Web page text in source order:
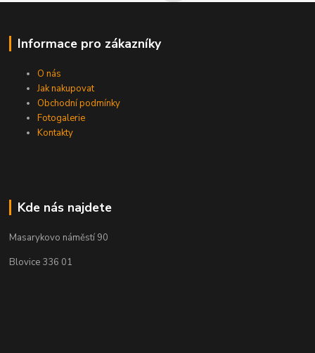
Informace pro zákazníky
O nás
Jak nakupovat
Obchodní podmínky
Fotogalerie
Kontakty
Kde nás najdete
Masarykovo náměstí 90
Blovice 336 01